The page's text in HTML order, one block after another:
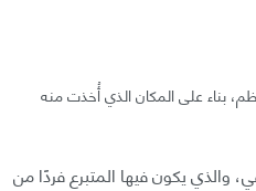
بناء على المكان الذي أُخذت منه
والذي يكون فيها المتبرع فردًا من